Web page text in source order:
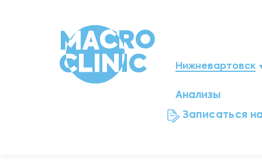
Нижневартовск
Мегион
Анализы
Записаться